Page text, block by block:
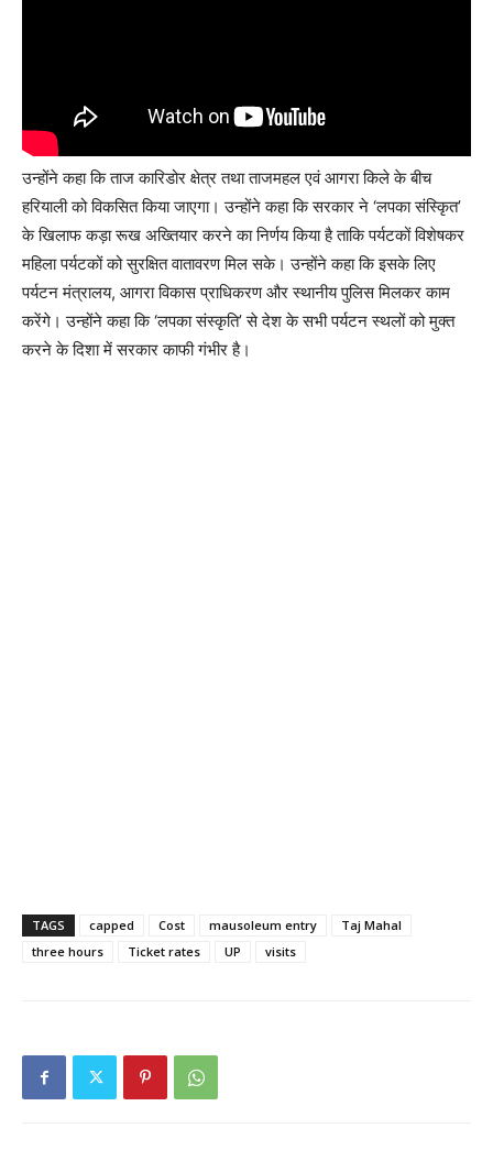
उन्होंने कहा कि ताज कारिडोर क्षेत्र तथा ताजमहल एवं आगरा किले के बीच
हरियाली को विकसित किया जाएगा। उन्होंने कहा कि सरकार ने ‘लपका संस्किृत’
के खिलाफ कड़ा रूख अख्तियार करने का निर्णय किया है ताकि पर्यटकों विशेषकर
महिला पर्यटकों को सुरक्षित वातावरण मिल सके। उन्होंने कहा कि इसके लिए
पर्यटन मंत्रालय, आगरा विकास प्राधिकरण और स्थानीय पुलिस मिलकर काम
करेंगे। उन्होंने कहा कि ‘लपका संस्कृति’ से देश के सभी पर्यटन स्थलों को मुक्त
करने के दिशा में सरकार काफी गंभीर है।
TAGS capped Cost mausoleum entry
Taj Mahal
three hours
Ticket rates UP visits